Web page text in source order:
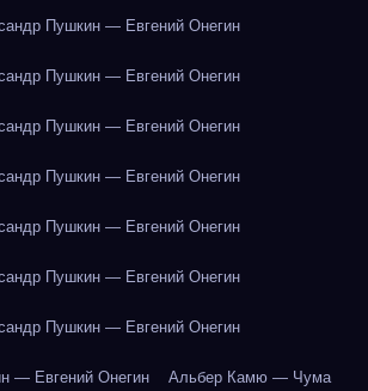
Пушкин — Евгений Онегин
Пушкин — Евгений Онегин
Пушкин — Евгений Онегин
Пушкин — Евгений Онегин
Пушкин — Евгений Онегин
Пушкин — Евгений Онегин
Пушкин — Евгений Онегин
— Евгений Онегин Альбер Камю — Чума